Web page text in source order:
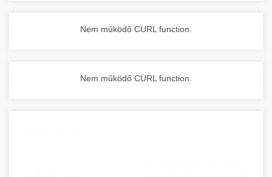
Nem működő CURL function.
Nem működő CURL function.